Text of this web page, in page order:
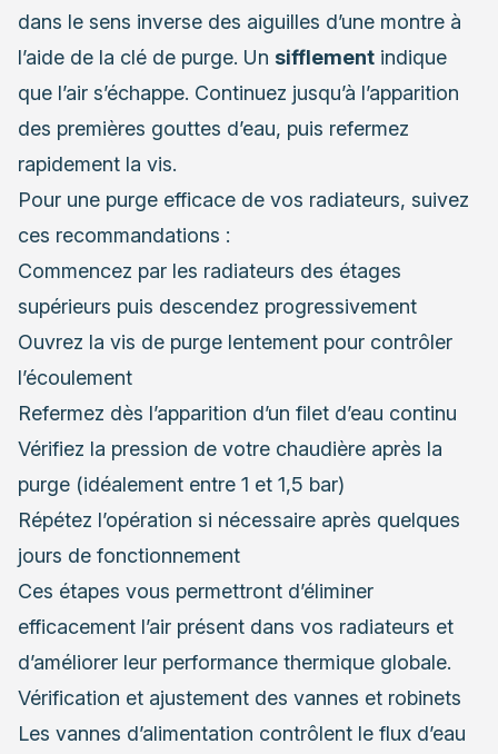
dans le sens inverse des aiguilles d’une montre à
l’aide de la clé de purge. Un sifflement indique
que l’air s’échappe. Continuez jusqu’à l’apparition
des premières gouttes d’eau, puis refermez
rapidement la vis.
Pour une purge efficace de vos radiateurs, suivez
ces recommandations :
Commencez par les radiateurs des étages
supérieurs puis descendez progressivement
Ouvrez la vis de purge lentement pour contrôler
l’écoulement
Refermez dès l’apparition d’un filet d’eau continu
Vérifiez la pression de votre chaudière après la
purge (idéalement entre 1 et 1,5 bar)
Répétez l’opération si nécessaire après quelques
jours de fonctionnement
Ces étapes vous permettront d’éliminer
efficacement l’air présent dans vos radiateurs et
d’améliorer leur performance thermique globale.
Vérification et ajustement des vannes et robinets
Les vannes d’alimentation contrôlent le flux d’eau